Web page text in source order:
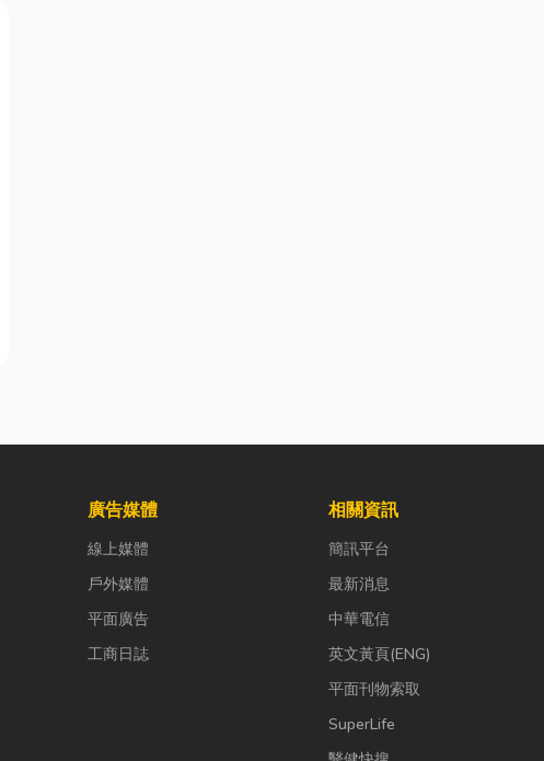
廣告媒體
線上媒體
戶外媒體
平面廣告
工商日誌
相關資訊
簡訊平台
最新消息
中華電信
英文黃頁(ENG)
平面刊物索取
SuperLife